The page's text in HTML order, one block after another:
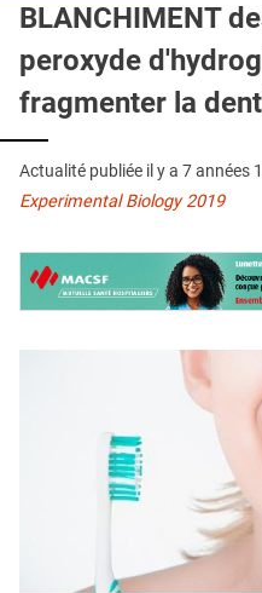
CRÉDITS
BLANCHIMENT
peroxyde
fragmenter la
Actualité publiée il y a 7 années
Experimental Biology 2019